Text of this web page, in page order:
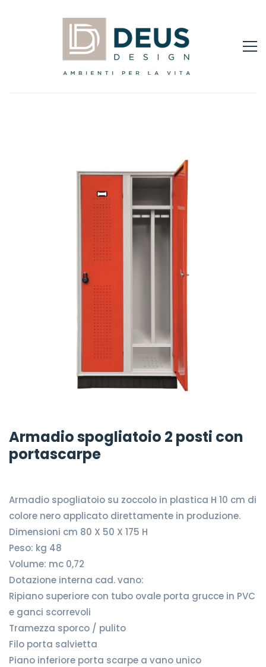
Armadio spogliatoio 2 posti con
portascarpe
Armadio spogliatoio su zoccolo in plastica H 10 cm di
colore nero applicato direttamente in produzione.
Dimensioni cm 80 X 50 X 175 H
Peso: kg 48
Volume: mc 0,72
Dotazione interna cad. vano:
Ripiano superiore con tubo ovale porta grucce in PVC
e ganci scorrevoli
Tramezza sporco / pulito
Filo porta salvietta
Piano inferiore porta scarpe a vano unico